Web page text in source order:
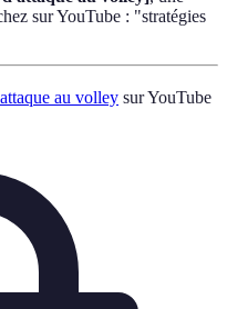
sur YouTube : "stratégies
au volley sur YouTube